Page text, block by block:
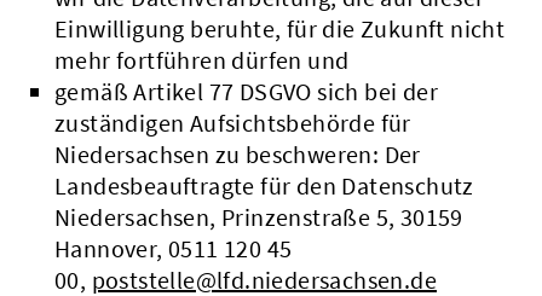
Einwilligung beruhte, für die Zukunft nicht
mehr fortführen dürfen und
gemäß Artikel 77 DSGVO sich bei der
zuständigen Aufsichtsbehörde für
Niedersachsen zu beschweren: Der
Landesbeauftragte für den Datenschutz
Niedersachsen, Prinzenstraße 5, 30159
Hannover, 0511 120 45
00, poststelle@lfd.niedersachsen.de